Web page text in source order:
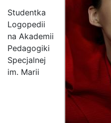
Studentka
Logopedii
na Akademii
Pedagogiki
Specjalnej
im. Marii